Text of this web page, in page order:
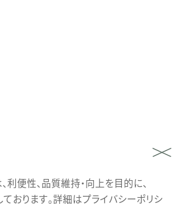
利便性、品質維持・向上を目的に、
おります。詳細はプライバシーポリシ